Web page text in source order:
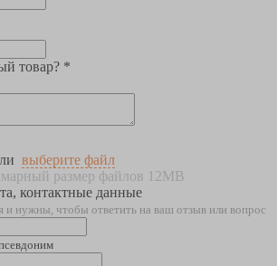
товар? *
выберите файл
размер файлов 12MB
контактные данные
и нужны, чтобы ответить на ваш отзыв или вопрос